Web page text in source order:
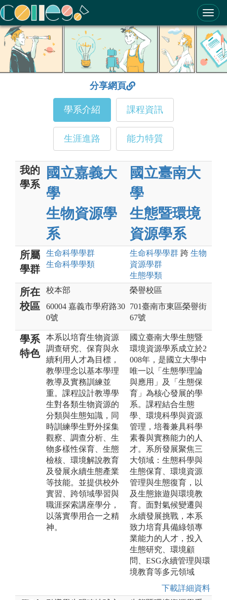
ColleGo! 大學選才與高中育才輔助系統
分享網頁
學系介紹 課程資訊
生涯進路 能力特質
我的
學系
國立嘉義大
學
生物資源學
系
國立臺南大
學
生態暨環境
資源學系
所屬
學群
生命科學學群
生命科學學類
生命科學學群 跨 生物
資源學群
生態學類
所在
校區
校本部
60004 嘉義市學府路30
0號
榮譽校區
701臺南市東區榮譽街
67號
學系
特色
本系以培育生物資源
調查研究、保育與永
續利用人才為目標，
教學理念以基本學理
教導及實務訓練並
重。課程設計教導學
生對各類生物資源的
分類與生態知識，同
時訓練學生野外採集
觀察、調查分析、生
物多樣性保育、生態
檢核、環境解說教育
及發展永續生態產業
等技能。並提供校外
實習、跨領域學習與
職涯探索講座學分，
以落實學用合一之精
神。
國立臺南大學生態暨
環境資源學系成立於2
008年，是國立大學中
唯一以「生態學理論
與應用」及「生態保
育」為核心發展的學
系。課程結合生態
學、環境科學與資源
管理，培養兼具科學
素養與實務能力的人
才。系所發展聚焦三
大領域：生態科學與
生態保育、環境資源
管理與生態復育，以
及生態旅遊與環境教
育。面對氣候變遷與
永續發展挑戰，本系
致力培育具備綠領專
業能力的人才，投入
生態研究、環境顧
問、ESG永續管理與環
境教育等多元領域
下載詳細資料